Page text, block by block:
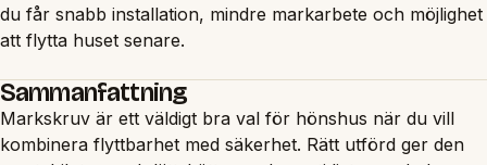
du får snabb installation, mindre markarbete och möjlighet
att flytta huset senare.
Sammanfattning
Markskruv är ett väldigt bra val för hönshus när du vill
kombinera flyttbarhet med säkerhet. Rätt utförd ger den